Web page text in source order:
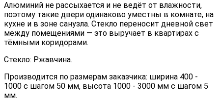
Алюминий не рассыхается и не ведёт от влажности,
поэтому такие двери одинаково уместны в комнате, на
кухне и в зоне санузла. Стекло переносит дневной свет
между помещениями — это выручает в квартирах с
тёмными коридорами.
Стекло: Ржавчина.
Производится по размерам заказчика: ширина 400 -
1000 с шагом 50 мм, высота 1000 - 3000 мм с шагом 5
мм.